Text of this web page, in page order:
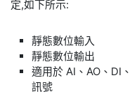
定,如下所示:
靜態數位輸入
靜態數位輸出
適用於 AI、AO、DI
訊號